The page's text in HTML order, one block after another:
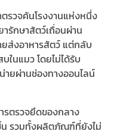
รวจค้นโรงงานแห่งหนึ่ง
รักษาสัตว์เถื่อนผ่าน
ส่งอาหารสัตว์ แต่กลับ
ในแมว โดยไม่ได้รับ
ายผ่านช่องทางออนไลน์
รตรวจยึดของกลาง
น รวมทั้งผลิตภัณฑ์ที่ยังไม่